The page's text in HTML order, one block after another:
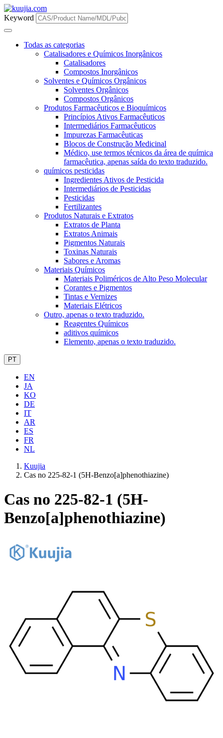
Keyword
Todas as categorias
Catalisadores e Químicos Inorgânicos
Catalisadores
Compostos Inorgânicos
Solventes e Químicos Orgânicos
Solventes Orgânicos
Compostos Orgânicos
Produtos Farmacêuticos e Bioquímicos
Princípios Ativos Farmacêuticos
Intermediários Farmacêuticos
Impurezas Farmacêuticas
Blocos de Construção Medicinal
Médico, use termos técnicos da área de química
farmacêutica, apenas saída do texto traduzido.
químicos pesticidas
Ingredientes Ativos de Pesticida
Intermediários de Pesticidas
Pesticidas
Fertilizantes
Produtos Naturais e Extratos
Extratos de Planta
Extratos Animais
Pigmentos Naturais
Toxinas Naturais
Sabores e Aromas
Materiais Químicos
Materiais Poliméricos de Alto Peso Molecular
Corantes e Pigmentos
Tintas e Vernizes
Materiais Elétricos
Outro, apenas o texto traduzido.
Reagentes Químicos
aditivos químicos
Elemento, apenas o texto traduzido.
PT
EN
JA
KO
DE
IT
AR
ES
FR
NL
Kuujia
Cas no 225-82-1 (5H-Benzo[a]phenothiazine)
Cas no 225-82-1 (5H-
Benzo[a]phenothiazine)